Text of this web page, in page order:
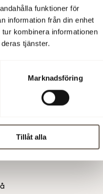
funktioner för
information från din enhet
kombinera informationen
tjänster.
Marknadsföring
Tillåt alla